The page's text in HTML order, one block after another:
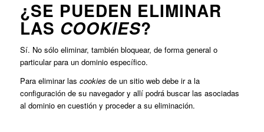
¿SE PUEDEN ELIMINAR
LAS COOKIES?
Sí. No sólo eliminar, también bloquear, de forma general o
particular para un dominio específico.
Para eliminar las cookies de un sitio web debe ir a la
configuración de su navegador y allí podrá buscar las asociadas
al dominio en cuestión y proceder a su eliminación.